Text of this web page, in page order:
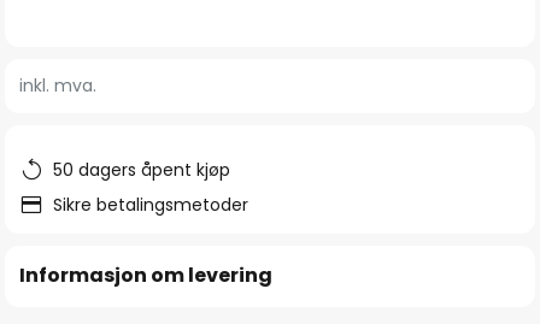
bildegalleri
inkl. mva.
50 dagers åpent kjøp
Sikre betalingsmetoder
Informasjon om levering